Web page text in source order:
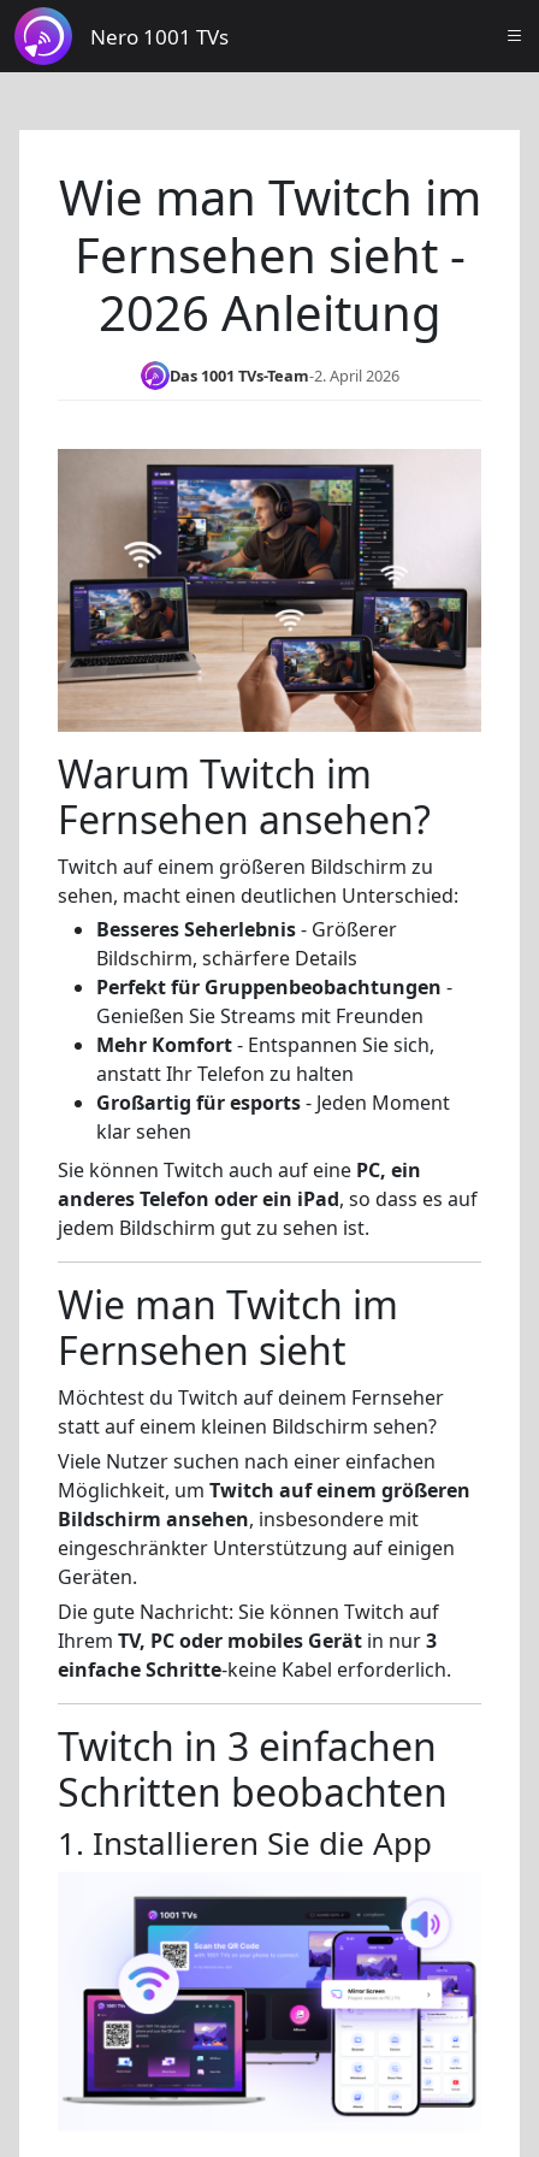
Nero 1001 TVs
Wie man Twitch im
Fernsehen sieht -
2026 Anleitung
Das 1001 TVs-Team-2. April 2026
Warum Twitch im
Fernsehen ansehen?
Twitch auf einem größeren Bildschirm zu
sehen, macht einen deutlichen Unterschied:
Besseres Seherlebnis- Größerer
Bildschirm, schärfere Details
Perfekt für Gruppenbeobachtungen -
Genießen Sie Streams mit Freunden
Mehr Komfort- Entspannen Sie sich,
anstatt Ihr Telefon zu halten
Großartig für esports- Jeden Moment
klar sehen
Sie können Twitch auch auf eine PC, ein
anderes Telefon oder ein iPad, so dass es auf
jedem Bildschirm gut zu sehen ist.
Wie man Twitch im
Fernsehen sieht
Möchtest du Twitch auf deinem Fernseher
statt auf einem kleinen Bildschirm sehen?
Viele Nutzer suchen nach einer einfachen
Möglichkeit, um Twitch auf einem größeren
Bildschirm ansehen, insbesondere mit
eingeschränkter Unterstützung auf einigen
Geräten.
Die gute Nachricht: Sie können Twitch auf
Ihrem TV, PC oder mobiles Gerät in nur3
einfache Schritte-keine Kabel erforderlich.
Twitch in 3 einfachen
Schritten beobachten
1. Installieren Sie die App